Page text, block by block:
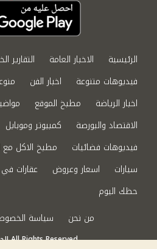
الرئيسية الاخبار العامة التقارير
فيديوهات متنوعة
اخبار الفن
اخبار الرياضة
مطبخ الموقع
الاقتصاد والبورصة
كمبيوتر وموبايل
فيديوهات فضائيات
مطبخ الاكل
سيارات
اسعار وعروض عقارات
حظك اليوم
من نحن
سياسة
©2024 الحق والضلال All Rights Reserved.